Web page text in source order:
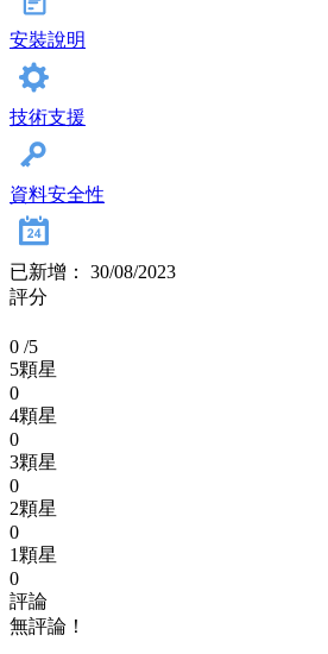
安裝說明
技術支援
資料安全性
已新增： 30/08/2023
評分
0 /5
5顆星
0
4顆星
0
3顆星
0
2顆星
0
1顆星
0
評論
無評論！